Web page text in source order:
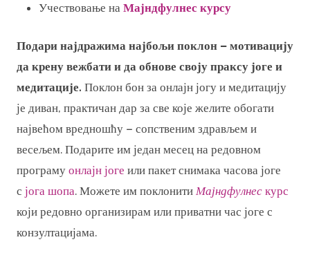
Учествовање на Мајндфулнес курсу
Подари најдражима најбољи поклон – мотивацију
да крену вежбати и да обнове своју праксу јоге и
медитације. Поклон бон за онлајн јогу и медитацију
је диван, практичан дар за све које желите обогати
највећом вредношћу – сопственим здрављем и
весељем. Подарите им један месец на редовном
програму онлајн јоге или пакет снимака часова јоге
с јога шопа. Можете им поклонити Мајндфулнес курс
који редовно организирам или приватни час јоге с
конзултацијама.